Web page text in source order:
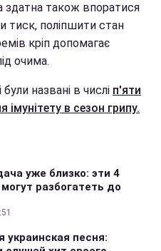
здатна також впоратися
тиск, поліпшити стан
кріп допомагає
очима.
названі в числі п'яти
імунітету в сезон грипу.
уже близко: эти 4
разбогатеть до
украинская песня: